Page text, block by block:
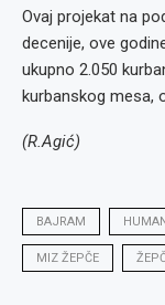
Ovaj projekat na
decenije, ove
ukupno 2.050
kurbanskog mesa,
(R.Agić)
BAJRAM
MIZ ŽEPČE